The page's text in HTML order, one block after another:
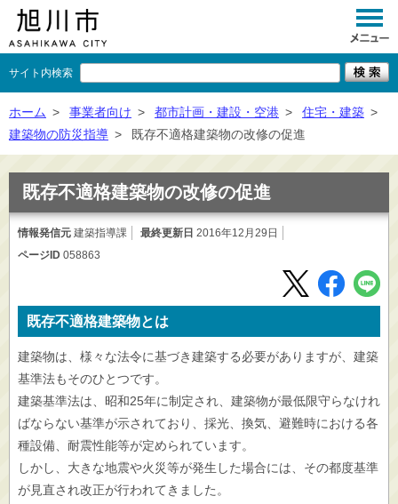
サイト内検索
くらし
観光
事業者向け
ホーム > 事業者向け > 都市計画・建設・空港 > 住宅・建築 >
建築物の防災指導 > 既存不適格建築物の改修の促進
既存不適格建築物の改修の促進
情報発信元 建築指導課 最終更新日 2016年12月29日
ページID 058863
既存不適格建築物とは
建築物は、様々な法令に基づき建築する必要がありますが、建築
基準法もそのひとつです。
建築基準法は、昭和25年に制定され、建築物が最低限守らなけれ
ばならない基準が示されており、採光、換気、避難時における各
種設備、耐震性能等が定められています。
しかし、大きな地震や火災等が発生した場合には、その都度基準
が見直され改正が行われてきました。